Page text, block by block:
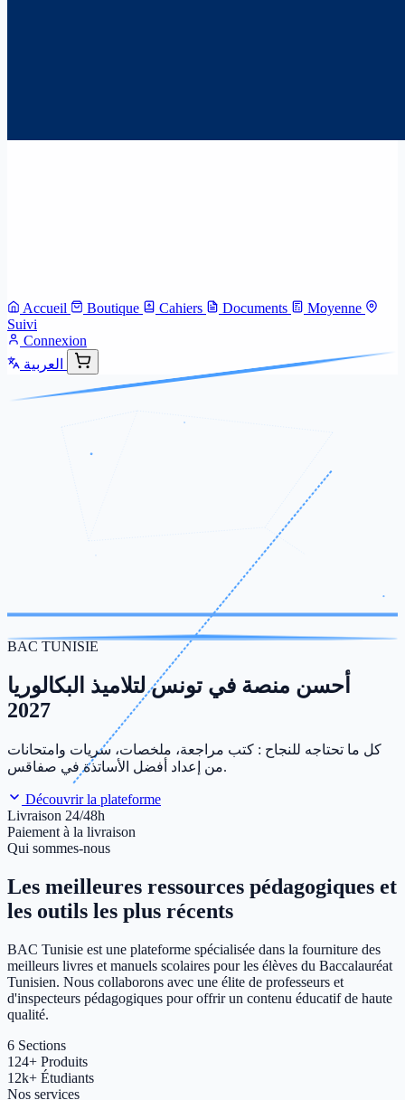
Accueil Boutique Cahiers Documents
Moyenne
Suivi
Connexion
العربية
BAC TUNISIE
أحسن منصة في تونس لتلاميذ البكالوريا
2027
كل ما تحتاجه للنجاح : كتب مراجعة، ملخصات، سريات وامتحانات
من إعداد أفضل الأساتذة في صفاقس.
Découvrir la plateforme
Livraison 24/48h
Paiement à la livraison
Qui sommes-nous
Les meilleures ressources pédagogiques et
les outils les plus récents
BAC Tunisie est une plateforme spécialisée dans la fourniture des
meilleurs livres et manuels scolaires pour les élèves du Baccalauréat
Tunisien. Nous collaborons avec une élite de professeurs et
d'inspecteurs pédagogiques pour offrir un contenu éducatif de haute
qualité.
6 Sections
124+ Produits
12k+ Étudiants
Nos services